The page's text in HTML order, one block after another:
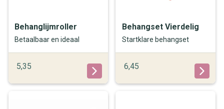
Behanglijmroller
Betaalbaar en ideaal
5,35
Behangset Vierdelig
Startklare behangset
6,45